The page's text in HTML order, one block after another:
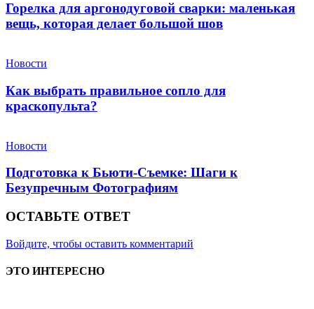
Горелка для аргонодуговой сварки: маленькая
вещь, которая делает большой шов
Новости
Как выбрать правильное сопло для
краскопульта?
Новости
Подготовка к Бьюти-Съемке: Шаги к
Безупречным Фотографиям
ОСТАВЬТЕ ОТВЕТ
Войдите, чтобы оставить комментарий
ЭТО ИНТЕРЕСНО